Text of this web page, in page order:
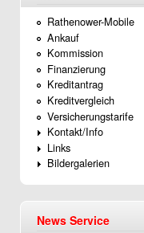
Rathenower-Mobile
Ankauf
Kommission
Finanzierung
Kreditantrag
Kreditvergleich
Versicherungstarife
Kontakt/Info
Links
Bildergalerien
News Service